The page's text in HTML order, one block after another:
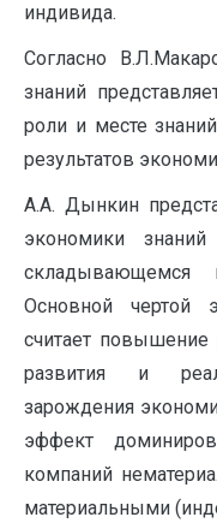
индивида.
Согласно
знаний
роли и месте
результатов
А.А. Дынкин
экономики
складывающемся
Основной чертой
считает повышение
развития и
зарождения
эффект
компаний
материальными